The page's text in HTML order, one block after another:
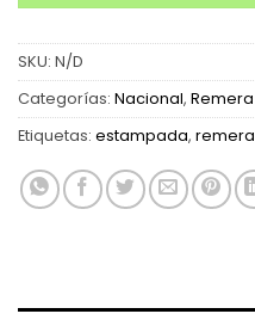
SKU: N/D
Categorías: Nacional, Remera
Etiquetas: estampada, remera